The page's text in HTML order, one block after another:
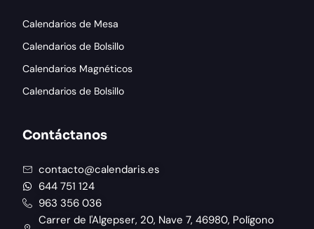
Calendarios de Mesa
Calendarios de Bolsillo
Calendarios Magnéticos
Calendarios de Bolsillo
Contáctanos
contacto@calendaris.es
644 751 124
963 356 036
Carrer de l'Algepser, 20, Nave 7, 46980, Polígono